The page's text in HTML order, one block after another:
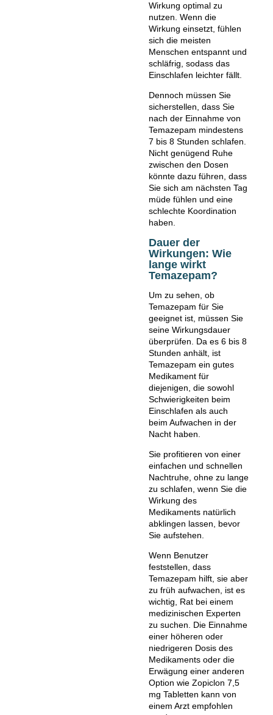
Wirkung optimal zu
nutzen. Wenn die
Wirkung einsetzt, fühlen
sich die meisten
Menschen entspannt und
schläfrig, sodass das
Einschlafen leichter fällt.
Dennoch müssen Sie
sicherstellen, dass Sie
nach der Einnahme von
Temazepam mindestens
7 bis 8 Stunden schlafen.
Nicht genügend Ruhe
zwischen den Dosen
könnte dazu führen, dass
Sie sich am nächsten Tag
müde fühlen und eine
schlechte Koordination
haben.
Dauer der
Wirkungen: Wie
lange wirkt
Temazepam?
Um zu sehen, ob
Temazepam für Sie
geeignet ist, müssen Sie
seine Wirkungsdauer
überprüfen. Da es 6 bis 8
Stunden anhält, ist
Temazepam ein gutes
Medikament für
diejenigen, die sowohl
Schwierigkeiten beim
Einschlafen als auch
beim Aufwachen in der
Nacht haben.
Sie profitieren von einer
einfachen und schnellen
Nachtruhe, ohne zu lange
zu schlafen, wenn Sie die
Wirkung des
Medikaments natürlich
abklingen lassen, bevor
Sie aufstehen.
Wenn Benutzer
feststellen, dass
Temazepam hilft, sie aber
zu früh aufwachen, ist es
wichtig, Rat bei einem
medizinischen Experten
zu suchen. Die Einnahme
einer höheren oder
niedrigeren Dosis des
Medikaments oder die
Erwägung einer anderen
Option wie Zopiclon 7,5
mg Tabletten kann von
einem Arzt empfohlen